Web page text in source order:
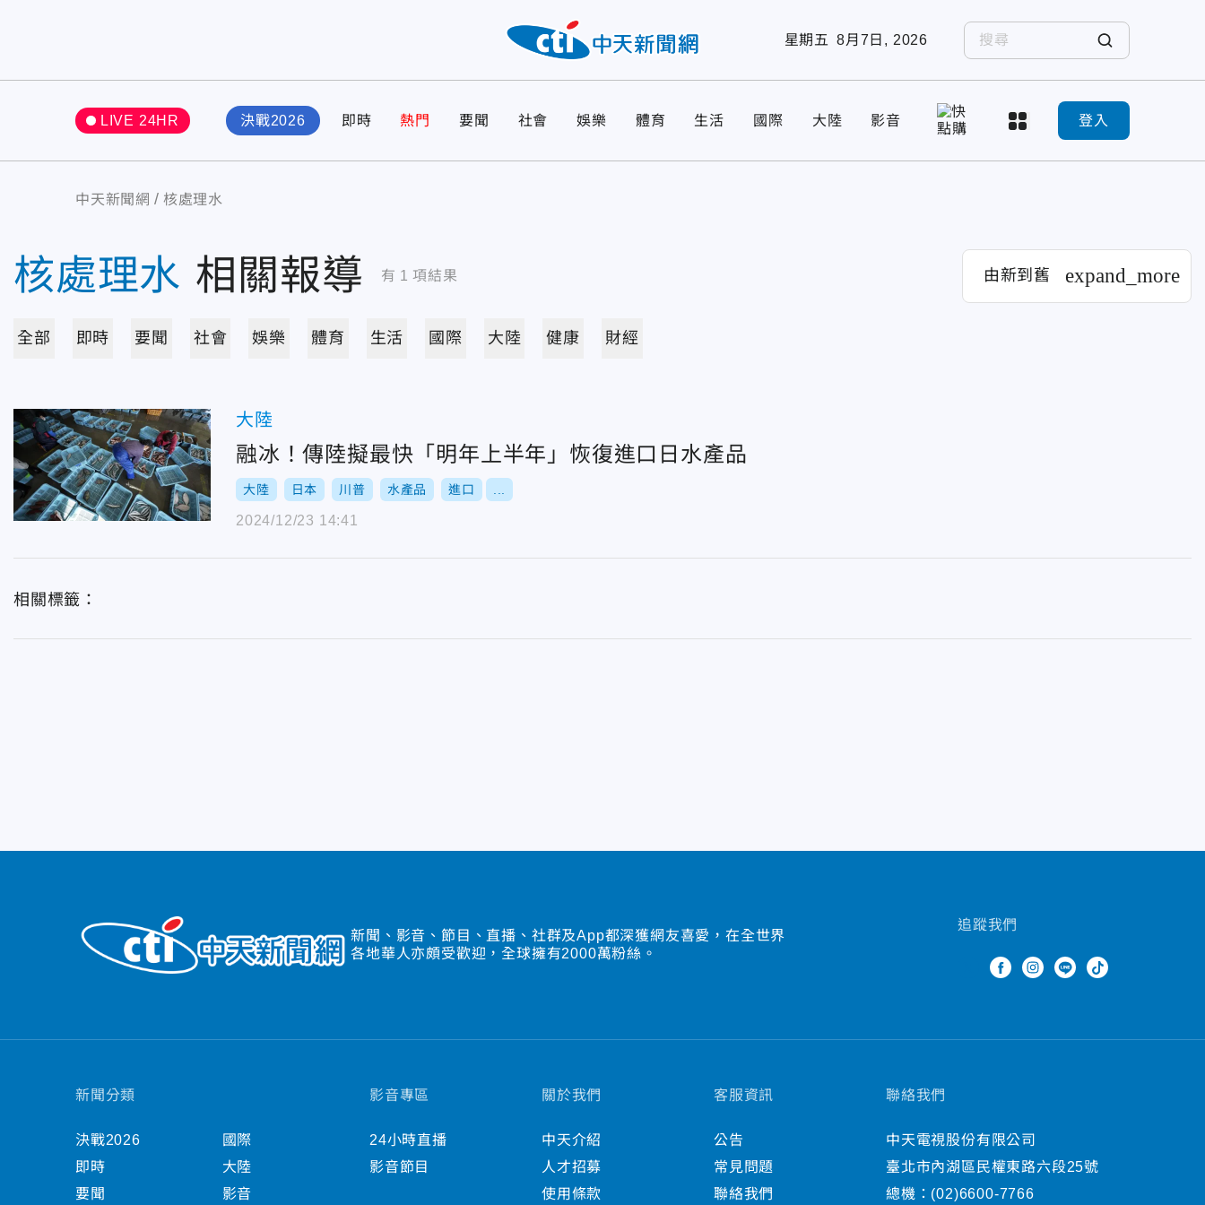
星期五 8月7日, 2026
LIVE 24HR 決戰2026 即時 熱門 要聞 社會 娛樂 體育 生活 國際 大陸 影音 登入
中天新聞網 核處理水
核處理水 相關報導 有 1 項結果 由新到舊 expand_more
全部 即時 要聞 社會 娛樂 體育 生活 國際 大陸 健康 財經
大陸
融冰！傳陸擬最快「明年上半年」恢復進口日水產品
大陸 日本 川普 水產品 進口
2024/12/23 14:41
相關標籤：
新聞、影音、節目、直播、社群及App都深獲網友喜愛，在全世界
各地華人亦頗受歡迎，全球擁有2000萬粉絲。
追蹤我們
新聞分類
決戰2026
即時
要聞
國際
大陸
影音
影音專區
24小時直播
影音節目
關於我們
中天介紹
人才招募
使用條款
客服資訊
公告
常見問題
聯絡我們
聯絡我們
中天電視股份有限公司
臺北市內湖區民權東路六段25號
總機： (02)6600-7766